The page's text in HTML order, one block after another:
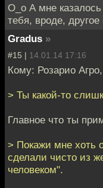
O_o А мне
тебя, вроде,
Gradus »
#15 | 14.01.14 17:16
Кому: Розарио Агро,
> Ты какой-то
Главное что ты
> Покажи мне хоть
сделали чисто из
человеком".